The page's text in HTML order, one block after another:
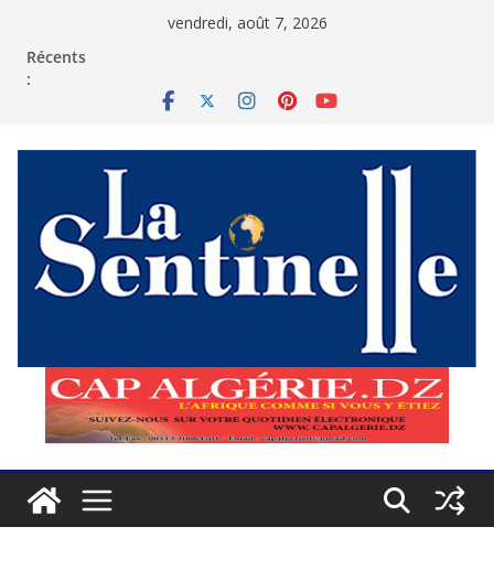
vendredi, août 7, 2026
Récents
: